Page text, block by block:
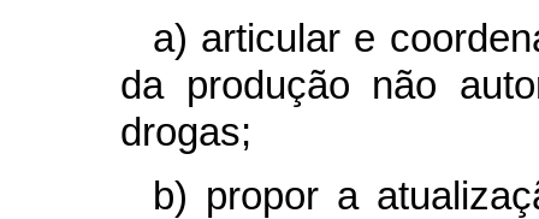
a) articular e
da produção não
drogas;
b) propor a